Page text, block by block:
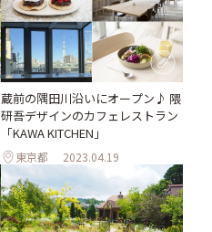
蔵前の隅田川沿いにオープン♪ 隈
研吾デザインのカフェレストラン
「KAWA KITCHEN」
東京都 2023.04.19